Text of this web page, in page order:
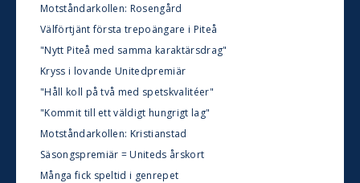
Motståndarkollen: Rosengård
Välförtjänt första trepoängare i Piteå
"Nytt Piteå med samma karaktärsdrag"
Kryss i lovande Unitedpremiär
"Håll koll på två med spetskvalitéer"
"Kommit till ett väldigt hungrigt lag"
Motståndarkollen: Kristianstad
Säsongspremiär = Uniteds årskort
Många fick speltid i genrepet